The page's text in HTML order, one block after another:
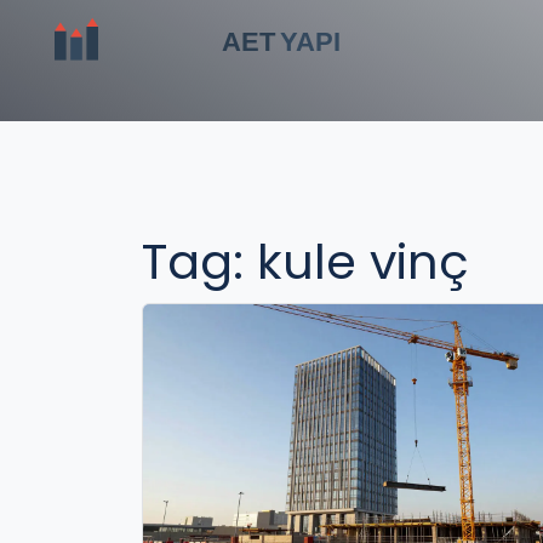
Tag: kule vinç